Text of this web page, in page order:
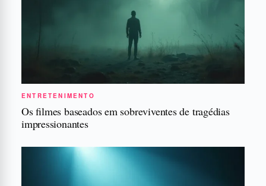
ENTRETENIMENTO
Os filmes baseados em sobreviventes de tragédias
impressionantes